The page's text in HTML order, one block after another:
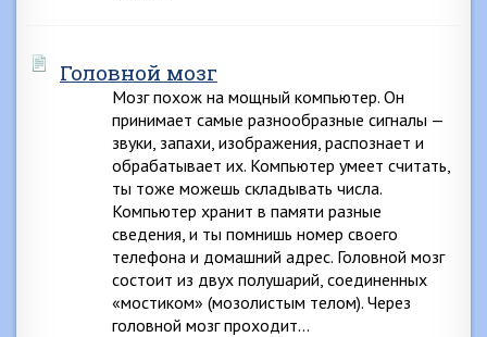
Головной мозг
Мозг похож на мощный компьютер. Он
принимает самые разнообразные сигналы —
звуки, запахи, изображения, распознает и
обрабатывает их. Компьютер умеет считать,
ты тоже можешь складывать числа.
Компьютер хранит в памяти разные
сведения, и ты помнишь номер своего
телефона и домашний адрес. Головной мозг
состоит из двух полушарий, соединенных
«мостиком» (мозолистым телом). Через
головной мозг проходит…